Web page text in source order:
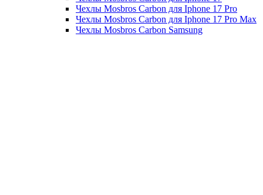
Чехлы Mosbros Carbon для Iphone 17 Pro
Чехлы Mosbros Carbon для Iphone 17 Pro Max
Чехлы Mosbros Carbon Samsung